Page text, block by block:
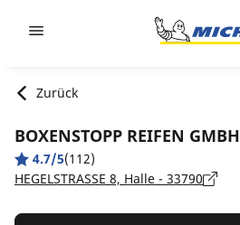
Zurück
BOXENSTOPP REIFEN GMBH
4.7/5(112)
HEGELSTRASSE 8, Halle - 33790